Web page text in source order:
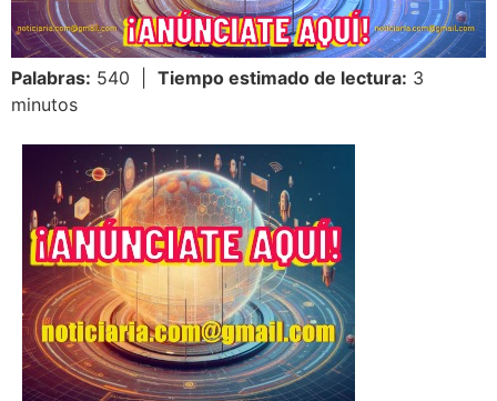
Palabras: 540 | Tiempo estimado de lectura: 3
minutos